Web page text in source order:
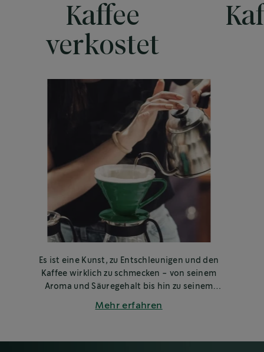
Kaffee
verkostet
Es ist eine Kunst, zu Entschleunigen und den
Kaffee wirklich zu schmecken - von seinem
Aroma und Säuregehalt bis hin zu seinem
du deinen Kaffee richtig verkostest.
Mehr erfahren